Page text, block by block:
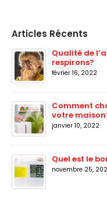
Articles Récents
Qualité de
respirons?
février 16, 2022
Comment
votre
janvier 10, 2022
Quel est le
novembre 25,